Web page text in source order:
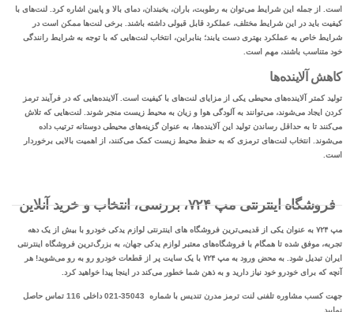
است. از جمله این شرایط می‌توان به رطوبت، باران، یخبندان، دمای بالا و پایین اشاره کرد. لنت‌های با
کیفیت باید در این شرایط مختلف، عملکرد قابل قبولی داشته باشند. برخی لنت‌ها ممکن است در
شرایط خاص به عملکرد بهتری دست یابند؛ بنابراین، انتخاب لنت‌هایی که با توجه به شرایط رانندگی
خود متناسب باشند، مهم است.
کاهش آلاینده‌ها
تولید کمتر آلاینده‌های محیطی یکی از مزایای لنت‌های با کیفیت است. آلاینده‌هایی که در فرآیند ترمز
کردن ایجاد می‌شوند، می‌توانند به آلودگی هوا و زیان به محیط زیست منجر شوند. لنت‌هایی که تلاش
می‌کنند تا به حداقل رساندن تولید این آلاینده‌ها، به عنوان گزینه‌های محیطی دوستانه ترتیب داده
می‌شوند. انتخاب لنت‌های ترمزی که به حفظ محیط زیست کمک می‌کنند، از اهمیت بالایی برخوردار
است.
فروشگاه اینترنتی مپ ۷۲۴، بررسی، انتخاب و خرید آنلاین
مپ ۷۲۴ به عنوان یکی از قدیمی‌ترین فروشگاه های اینترنتی لوازم یدکی خودرو با بیش از یک دهه
تجربه، موفق شده تا همگام با فروشگاه‌های معتبر لوازم یدکی جهان، به بزرگ‌ترین فروشگاه اینترنتی
ایران تبدیل شود. به محض ورود به مپ ۷۲۴ با یک سایت پر از قطعات خودرو رو به رو می‌شوید! هر
آنچه که برای خودرو خود نیاز دارید و به ذهن شما خطور می‌کند در اینجا پیدا خواهید کرد.
جهت کسب مشاوره تلفنی لنت ترمز مدرن تندیس با شماره 35043-021 داخلی 116 تماس حاصل
نمایید